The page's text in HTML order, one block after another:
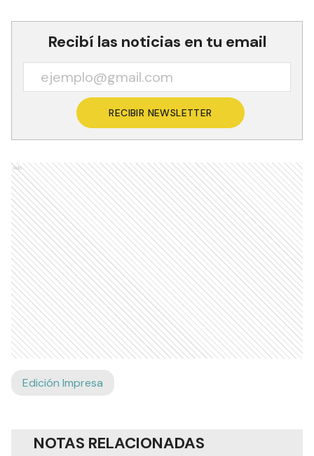
Recibí las noticias en tu email
RECIBIR NEWSLETTER
Ads
Edición Impresa
NOTAS RELACIONADAS